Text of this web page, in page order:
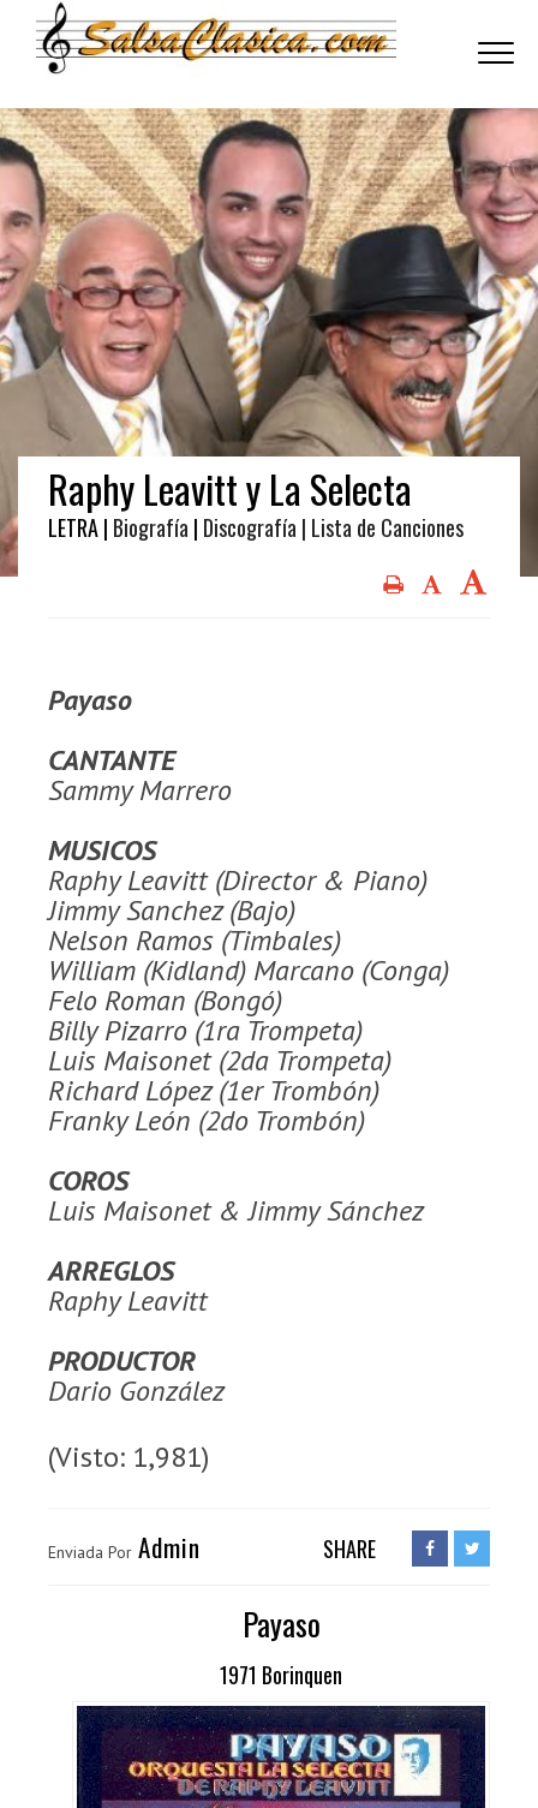
Raphy Leavitt y La Selecta
LETRA | Biografía | Discografía | Lista de Canciones
Payaso
CANTANTE
Sammy Marrero
MUSICOS
Raphy Leavitt (Director & Piano)
Jimmy Sanchez (Bajo)
Nelson Ramos (Timbales)
William (Kidland) Marcano (Conga)
Felo Roman (Bongó)
Billy Pizarro (1ra Trompeta)
Luis Maisonet (2da Trompeta)
Richard López (1er Trombón)
Franky León (2do Trombón)
COROS
Luis Maisonet & Jimmy Sánchez
ARREGLOS
Raphy Leavitt
PRODUCTOR
Dario González
(Visto: 1,981)
Enviada Por Admin SHARE
Payaso
1971 Borinquen